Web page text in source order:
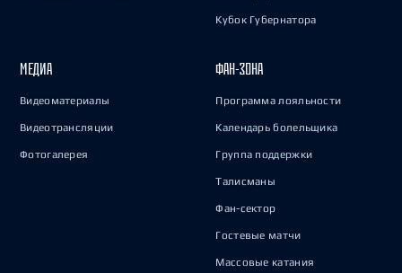
Кубок Губернатора
МЕДИА
Видеоматериалы
Видеотрансляции
Фотогалерея
ФАН-ЗОНА
Программа лояльности
Календарь болельщика
Группа поддержки
Талисманы
Фан-сектор
Гостевые матчи
Массовые катания